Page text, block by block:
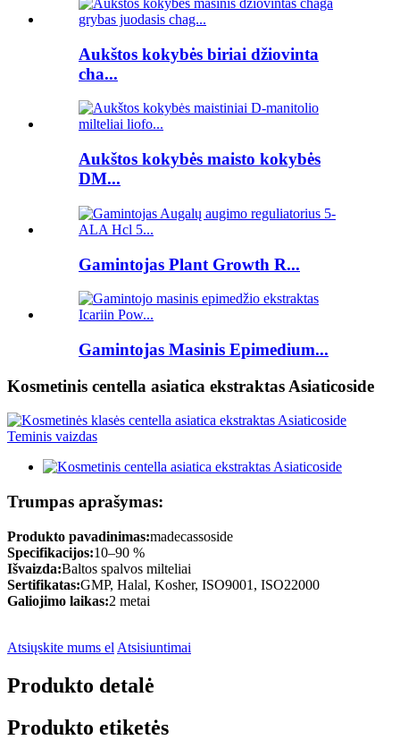
Aukštos kokybės biriai džiovinta
cha...
Aukštos kokybės maisto kokybės
DM...
Gamintojas Plant Growth R...
Gamintojas Masinis Epimedium...
Kosmetinis centella asiatica ekstraktas Asiaticoside
Trumpas aprašymas:
Produkto pavadinimas:madecassoside
Specifikacijos:10–90 %
Išvaizda:Baltos spalvos milteliai
Sertifikatas:GMP, Halal, Kosher, ISO9001, ISO22000
Galiojimo laikas:2 metai
Atsiųskite mums el Atsisiuntimai
Produkto detalė
Produkto etiketės